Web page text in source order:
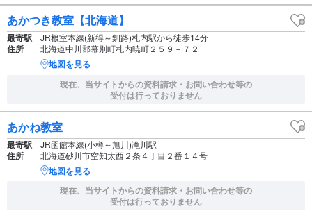
あかつき教室【北海道】
最寄駅 JR根室本線(新得～釧路)札内駅から徒歩14分
住所 北海道中川郡幕別町札内暁町２５９－７２
地図を見る
現在、当サイトからの資料請求・お問い合わせ等の
受付は行っておりません
あかね教室
最寄駅 JR函館本線(小樽～旭川)滝川駅
住所 北海道砂川市空知太西２条４丁目２番１４号
地図を見る
現在、当サイトからの資料請求・お問い合わせ等の
受付は行っておりません